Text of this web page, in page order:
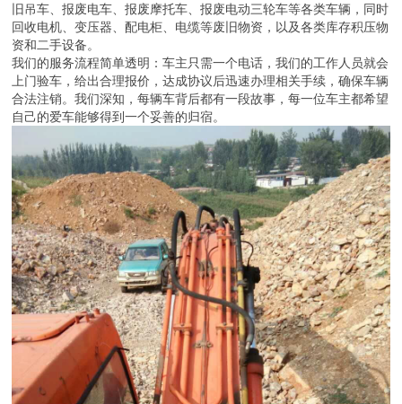
旧吊车、报废电车、报废摩托车、报废电动三轮车等各类车辆，同时
回收电机、变压器、配电柜、电缆等废旧物资，以及各类库存积压物
资和二手设备。
我们的服务流程简单透明：车主只需一个电话，我们的工作人员就会
上门验车，给出合理报价，达成协议后迅速办理相关手续，确保车辆
合法注销。我们深知，每辆车背后都有一段故事，每一位车主都希望
自己的爱车能够得到一个妥善的归宿。